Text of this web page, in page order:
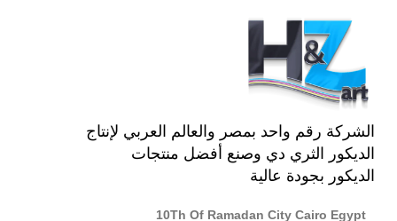
الشركة رقم واحد بمصر والعالم العربي لإنتاج
الديكور الثري دي وصنع أفضل منتجات
الديكور بجودة عالية
10Th Of Ramadan City Cairo Egypt